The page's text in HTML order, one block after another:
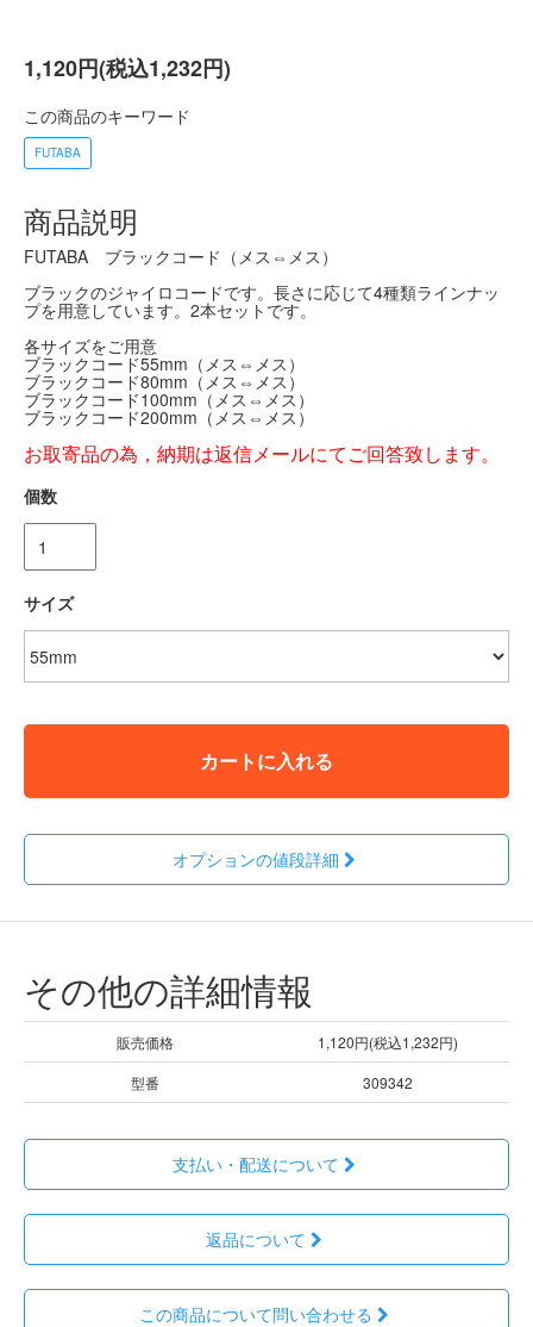
1,120円(税込1,232円)
この商品のキーワード
FUTABA
商品説明
FUTABA ブラックコード（メス⇔メス）
ブラックのジャイロコードです。長さに応じて4種類ラインナッ
プを用意しています。2本セットです。
各サイズをご用意
ブラックコード55mm（メス⇔メス）
ブラックコード80mm（メス⇔メス）
ブラックコード100mm（メス⇔メス）
ブラックコード200mm（メス⇔メス）
お取寄品の為，納期は返信メールにてご回答致します。
個数
サイズ
カートに入れる
オプションの値段詳細
その他の詳細情報
販売価格
1,120円(税込1,232円)
型番
309342
支払い・配送について
返品について
この商品について問い合わせる